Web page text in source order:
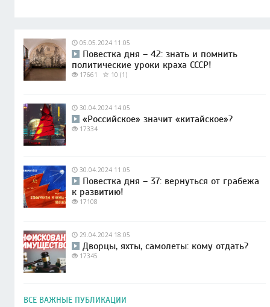
05.05.2024 11:05
Повестка дня – 42: знать и помнить
политические уроки краха СССР!
17661 10 (1)
30.04.2024 14:05
«Российское» значит «китайское»?
17334
30.04.2024 11:05
Повестка дня – 37: вернуться от грабежа
к развитию!
17108
29.04.2024 18:05
Дворцы, яхты, самолеты: кому отдать?
17345
ВСЕ ВАЖНЫЕ ПУБЛИКАЦИИ